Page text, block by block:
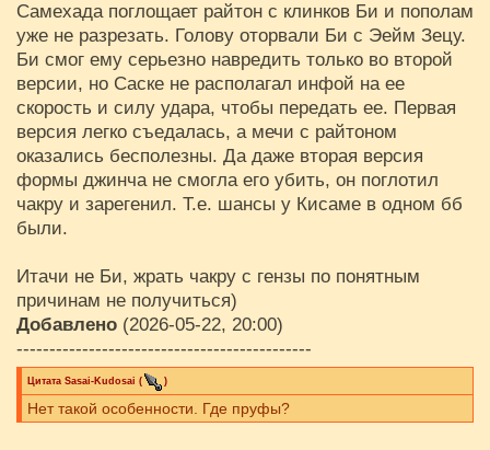
Самехада поглощает райтон с клинков Би и пополам
уже не разрезать. Голову оторвали Би с Эейм Зецу.
Би смог ему серьезно навредить только во второй
версии, но Саске не располагал инфой на ее
скорость и силу удара, чтобы передать ее. Первая
версия легко съедалась, а мечи с райтоном
оказались бесполезны. Да даже вторая версия
формы джинча не смогла его убить, он поглотил
чакру и зарегенил. Т.е. шансы у Кисаме в одном бб
были.
Итачи не Би, жрать чакру с гензы по понятным
причинам не получиться)
Добавлено (2026-05-22, 20:00)
---------------------------------------------
Цитата Sasai-Kudosai ( )
Нет такой особенности. Где пруфы?